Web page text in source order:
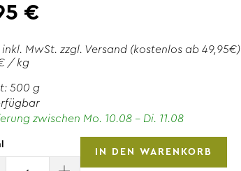
€
inkl. MwSt. zzgl. Versand (kostenlos ab 49,95€)
/ kg
500 g
zwischen Mo. 10.08 - Di. 11.08
IN DEN WARENKORB